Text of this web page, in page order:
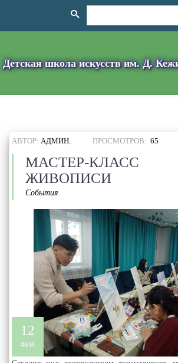
Детская школа искусств им. Д.
АВТОР: АДМИН, ПРОСМОТРОВ: 65
МАСТЕР-
ЖИВОПИСИ
События
12
ФЕВ.